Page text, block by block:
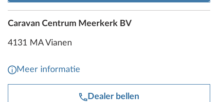
Caravan Centrum Meerkerk BV
4131 MA Vianen
Meer informatie
Dealer bellen